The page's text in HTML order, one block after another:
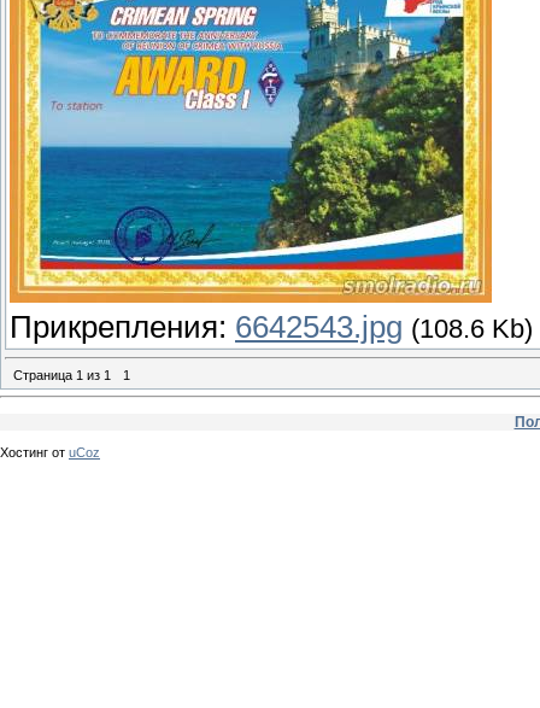
Прикрепления: 6642543.jpg (108.6 Kb)
Страница 1 из 1 1
Хостинг от uCoz